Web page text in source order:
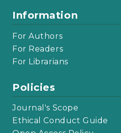
Information
For Authors
For Readers
For Librarians
Policies
Journal's Scope
Ethical Conduct Guide